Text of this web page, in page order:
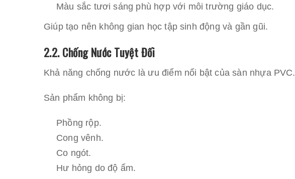
Màu sắc tươi sáng phù hợp với môi trường giáo dục.
Giúp tạo nên không gian học tập sinh động và gần gũi.
2.2. Chống Nước Tuyệt Đối
Khả năng chống nước là ưu điểm nổi bật của sàn nhựa PVC.
Sản phẩm không bị:
Phồng rộp.
Cong vênh.
Co ngót.
Hư hỏng do độ ẩm.